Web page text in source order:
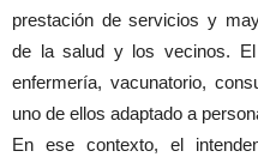
prestación de servicios y
de la salud y los vecinos.
enfermería, vacunatorio,
uno de ellos adaptado a
En ese contexto, el